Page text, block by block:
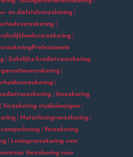
en diefstalverzekering |
|
|
| Zakelijke kredietverzekering
|
|
| Verzekering
Verzekering studieleningen |
| Motorleningverzekering |
| Verzekering
| Leningverzekering voor
Verzekering voor